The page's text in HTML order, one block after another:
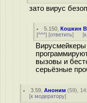
зато вирус
5.150 ,Кошкин
[^^^] [ответить] [
вызовы и
серьёзные
3.59 ,Аноним (59),
[к модератору]